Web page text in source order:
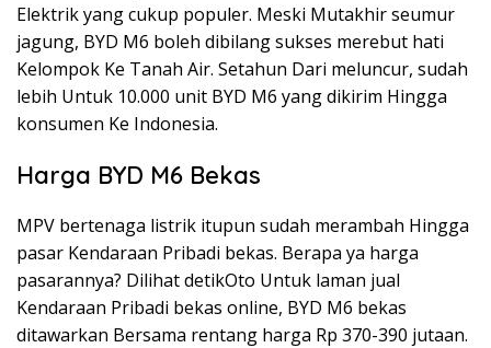
Elektrik yang cukup populer. Meski Mutakhir seumur
jagung, BYD M6 boleh dibilang sukses merebut hati
Kelompok Ke Tanah Air. Setahun Dari meluncur, sudah
lebih Untuk 10.000 unit BYD M6 yang dikirim Hingga
konsumen Ke Indonesia.
Harga BYD M6 Bekas
MPV bertenaga listrik itupun sudah merambah Hingga
pasar Kendaraan Pribadi bekas. Berapa ya harga
pasarannya? Dilihat detikOto Untuk laman jual
Kendaraan Pribadi bekas online, BYD M6 bekas
ditawarkan Bersama rentang harga Rp 370-390 jutaan.